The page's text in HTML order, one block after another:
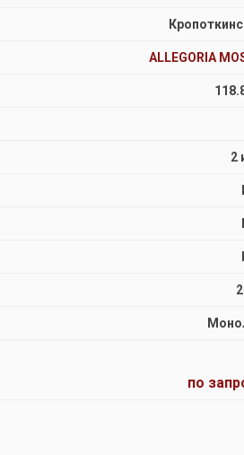
ALLEGORIA
2
по